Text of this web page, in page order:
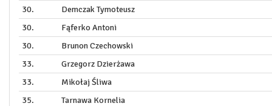
30.
Demczak Tymoteusz
30.
Fąferko Antoni
30.
Brunon Czechowski
33.
Grzegorz Dzierżawa
33.
Mikołaj Śliwa
35.
Tarnawa Kornelia